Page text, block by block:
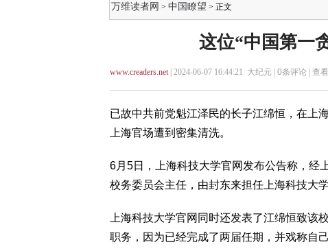
万维读者网 > 中国瞭望 > 正文
这位“中国第一
www.creaders.net| 2024-06-07 16:44:21 大纪元 | 0条评论 | 查
已故中共前党魁江泽民的长子江绵恒，在上
上海官场遭到密集清洗。
6月5日，上海科技大学官网发布公告称，经
校务委员会主任，由封东来担任上海科技大学
上海科技大学官网同时还发表了江绵恒致该
职务，因为已经完成了两届任期，并戏称自